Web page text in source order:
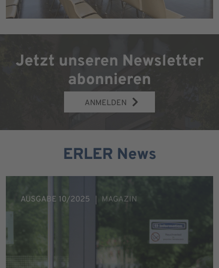
Jetzt unseren Newsletter
abonnieren
ANMELDEN
ERLER News
AUSGABE 10/2025 MAGAZIN